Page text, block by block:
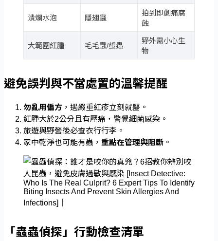
潰爛水泡 隱翅蟲
拍到即劇痛腐
蝕
大範圍紅腫 毛毛蟲/蜇蟲
野外需小心生
物
避免誤判與不當處置的溫馨提醒
勿亂用偏方 ，遇嚴重紅疹立刻就醫。
紅腫大於2公分且有壓痛，警覺細菌感染。
旅遊與野營後必查衣行行李。
家中乾淨也可能有蟲， 重點在管理與阻斷 。
「蟲蟲偵探」行動檢查清單